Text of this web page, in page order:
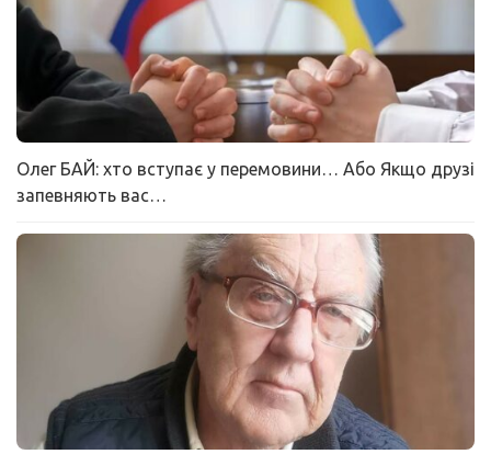
Олег БАЙ: хто вступає у перемовини… Або Якщо друзі
запевняють вас…